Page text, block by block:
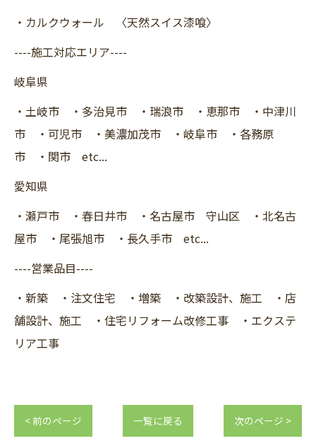
・カルクウォール 〈天然スイス漆喰〉
----施工対応エリア----
岐阜県
・土岐市 ・多治見市 ・瑞浪市 ・恵那市 ・中津川
市 ・可児市 ・美濃加茂市 ・岐阜市 ・各務原
市 ・関市 etc...
愛知県
・瀬戸市 ・春日井市 ・名古屋市 守山区 ・北名古
屋市 ・尾張旭市 ・長久手市 etc...
----営業品目----
・新築 ・注文住宅 ・増築 ・改築設計、施工 ・店
舗設計、施工 ・住宅リフォーム改修工事 ・エクステ
リア工事
< 前のページ 一覧に戻る 次のページ >